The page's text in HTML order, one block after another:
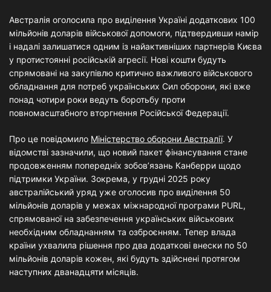
Австралія оголосила про виділення Україні додаткових 100
мільйонів доларів військової допомоги, підтвердивши намір
і надалі залишатися одним із найактивніших партнерів Києва
у протистоянні російській агресії. Нові кошти будуть
спрямовані на закупівлю критично важливого військового
обладнання для потреб українських Сил оборони, які вже
понад чотири роки ведуть боротьбу проти
повномасштабного вторгнення Російської Федерації.
Про це повідомило Міністерство оборони Австралії. У
відомстві зазначили, що новий пакет фінансування стане
продовженням попередніх зобов’язань Канберри щодо
підтримки України. Зокрема, у грудні 2025 року
австралійський уряд уже оголосив про виділення 50
мільйонів доларів у межах міжнародної програми PURL,
спрямованої на забезпечення українських військових
необхідним обладнанням та озброєнням. Тепер влада
країни ухвалила рішення про два додаткові внески по 50
мільйонів доларів кожен, які будуть здійснені протягом
наступних дванадцяти місяців.